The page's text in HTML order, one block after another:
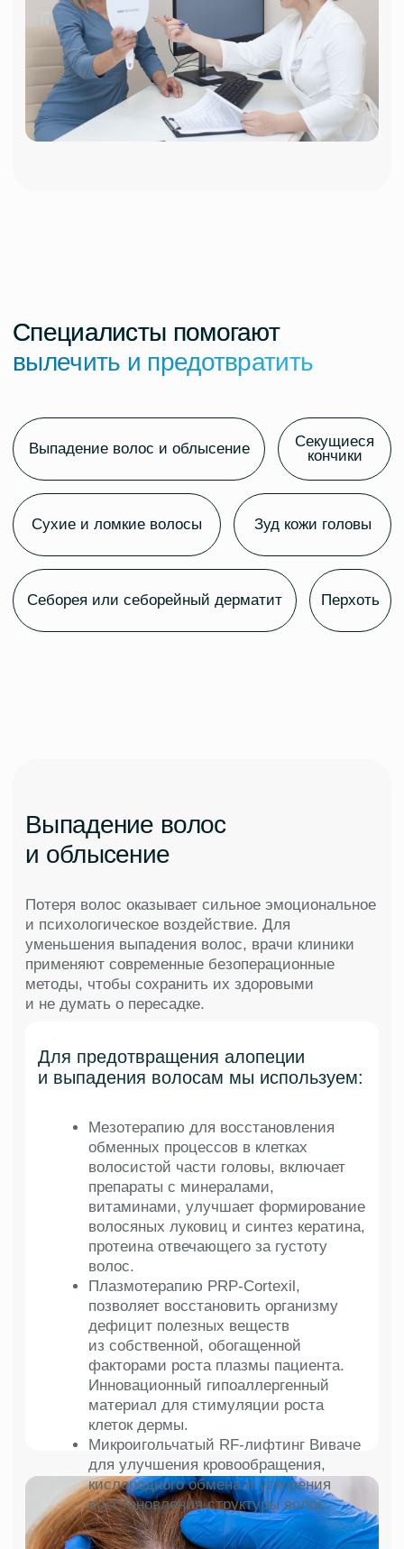
позволяет восстановить организму
дефицит полезных веществ
из собственной, обогащенной
факторами роста плазмы пациента.
Инновационный гипоаллергенный
материал для стимуляции роста
клеток дермы.
Микроигольчатый RF-лифтинг Виваче
для улучшения кровообращения,
кислородного обмена и ускорения
Первым шагом для остановки выпадения волос
является диагностика причин и выбор наиболее
эффективного протокола лечения. Поэтому для
начала советуем пройти консультацию врача.
Это поможет сэкономить ваше время
и сохранить свои волосы.
Выберите удобную дату для записи на прием
к трихологу, чтобы остановить выпадение
волос
Выбрать удобную дату
Ослабление иммунитета, дефицит важных
микроэлементов, минералов являются
основными факторами секущихся кончиков.
чрезмерное использование фена, горячая
завивка. Волосы становятся безжизненными
и тусклыми, начинают путаться, плохо
укладываются и вызывают раздражение
В нашей клинике проблему сечения
волос можно решить с помощью
современных процедур:
мезотерапия для увлажнения
волосистой части головы, улучшения
питания корней и восстановления
собственная плазма человека,
обогащенная факторами роста для
улучшения питания и кровоснабжения
Выберите удобный день для встречи
с доктором и получите консультацию
специалиста с опытом более 5 лет
Выбрать удобный день